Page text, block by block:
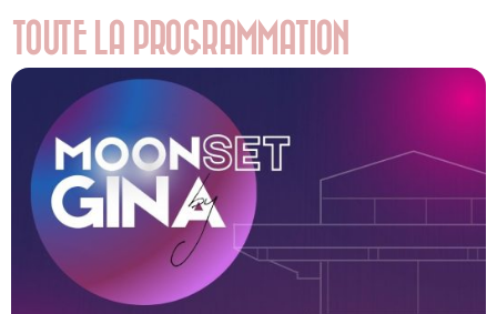
TOUTE LA PROGRAMMATION